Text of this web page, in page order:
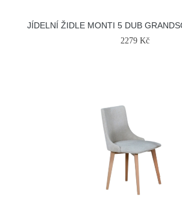
JÍDELNÍ ŽIDLE MONTI 5 DUB
2279 Kč